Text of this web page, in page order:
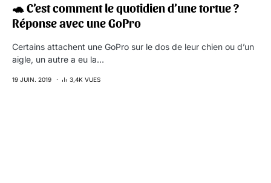
🐢 C’est comment le quotidien d’une tortue ?
Réponse avec une GoPro
Certains attachent une GoPro sur le dos de leur chien ou d’un
aigle, un autre a eu la…
19 JUIN. 2019 3,4K VUES